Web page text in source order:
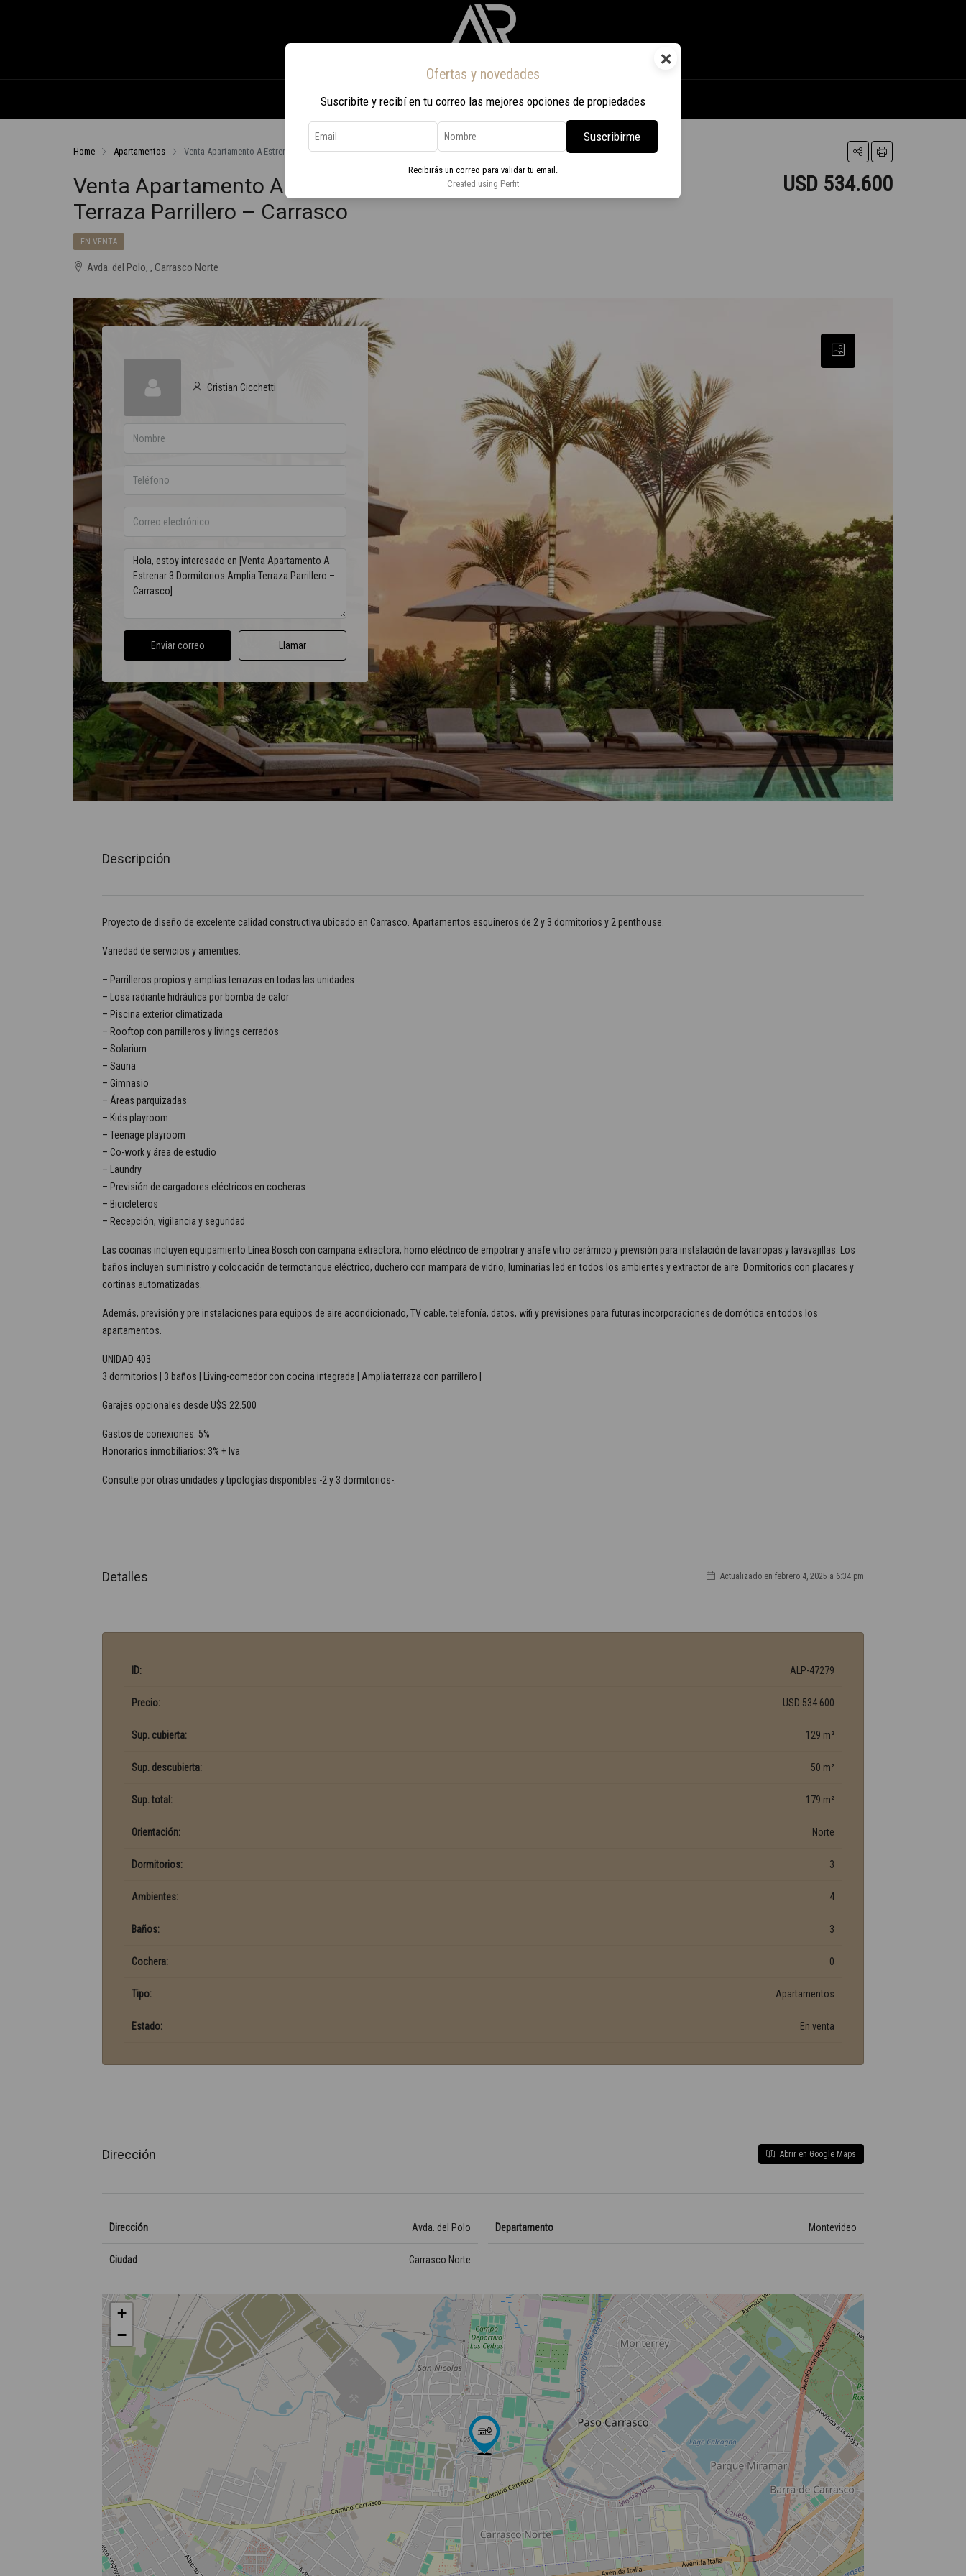
×
Ofertas y novedades
Suscribite y recibí en tu correo las mejores opciones de propiedades
Suscribirme
Recibirás un correo para validar tu email.
Created using Perfit
Inicio Propiedades Nosotros Contacto Viaje a Rio 2026
Home Apartamentos Venta Apartamento A Estrenar 3 Dormitorios Amplia Terraza Parrillero – Carrasco
Venta Apartamento A Estrenar 3 Dormitorios Amplia
Terraza Parrillero – Carrasco
USD 534.600
EN VENTA
Avda. del Polo, , Carrasco Norte
Cristian Cicchetti
Enviar correo Llamar
Descripción
Proyecto de diseño de excelente calidad constructiva ubicado en Carrasco. Apartamentos esquineros de 2 y 3 dormitorios y 2 penthouse.
Variedad de servicios y amenities:
– Parrilleros propios y amplias terrazas en todas las unidades
– Losa radiante hidráulica por bomba de calor
– Piscina exterior climatizada
– Rooftop con parrilleros y livings cerrados
– Solarium
– Sauna
– Gimnasio
– Áreas parquizadas
– Kids playroom
– Teenage playroom
– Co-work y área de estudio
– Laundry
– Previsión de cargadores eléctricos en cocheras
– Bicicleteros
– Recepción, vigilancia y seguridad
Las cocinas incluyen equipamiento Línea Bosch con campana extractora, horno eléctrico de empotrar y anafe vitro cerámico y previsión para instalación de lavarropas y lavavajillas. Los
baños incluyen suministro y colocación de termotanque eléctrico, duchero con mampara de vidrio, luminarias led en todos los ambientes y extractor de aire. Dormitorios con placares y
cortinas automatizadas.
Además, previsión y pre instalaciones para equipos de aire acondicionado, TV cable, telefonía, datos, wifi y previsiones para futuras incorporaciones de domótica en todos los
apartamentos.
UNIDAD 403
3 dormitorios | 3 baños | Living-comedor con cocina integrada | Amplia terraza con parrillero |
Garajes opcionales desde U$S 22.500
Gastos de conexiones: 5%
Honorarios inmobiliarios: 3% + Iva
Consulte por otras unidades y tipologías disponibles -2 y 3 dormitorios-.
Detalles Actualizado en febrero 4, 2025 a 6:34 pm
ID: ALP-47279
Precio: USD 534.600
Sup. cubierta: 129 m²
Sup. descubierta: 50 m²
Sup. total: 179 m²
Orientación: Norte
Dormitorios: 3
Ambientes: 4
Baños: 3
Cochera: 0
Tipo: Apartamentos
Estado: En venta
Dirección Abrir en Google Maps
Dirección Avda. del Polo
Ciudad Carrasco Norte
Departamento Montevideo
+
−